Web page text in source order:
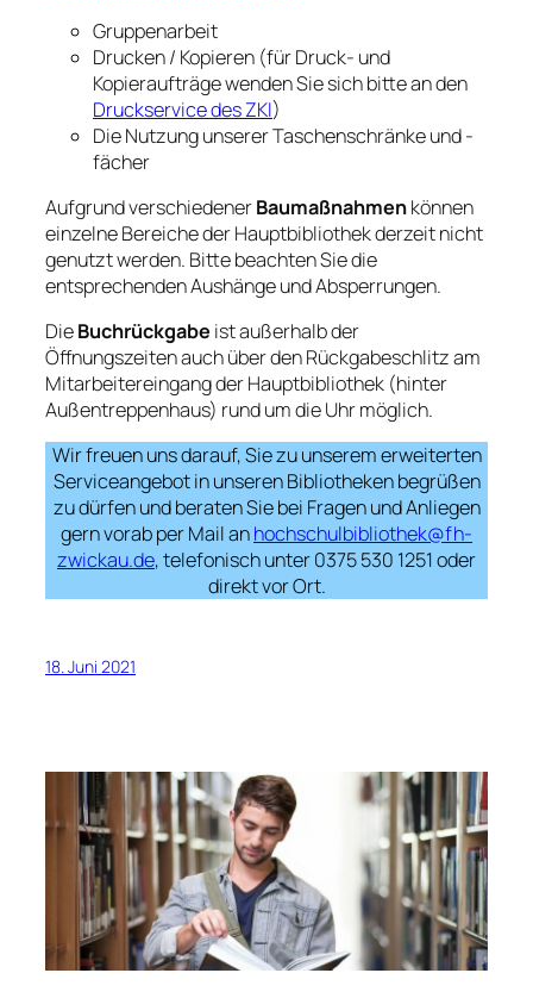
Gruppenarbeit
Drucken / Kopieren (für Druck- und
Kopieraufträge wenden Sie sich bitte an den
Druckservice des ZKI)
Die Nutzung unserer Taschenschränke und -
fächer
Aufgrund verschiedenerBaumaßnahmenkönnen
einzelne Bereiche der Hauptbibliothek derzeit nicht
genutzt werden. Bitte beachten Sie die
entsprechenden Aushänge und Absperrungen.
DieBuchrückgabe ist außerhalb der
Öffnungszeiten auch über den Rückgabeschlitz am
Mitarbeitereingang der Hauptbibliothek (hinter
Außentreppenhaus) rund um die Uhr möglich.
Wir freuen uns darauf, Sie zu unserem erweiterten
Serviceangebot in unseren Bibliotheken begrüßen
zu dürfen und beraten Sie bei Fragen und Anliegen
gern vorab per Mail anhochschulbibliothek@fh-
zwickau.de, telefonisch unter 0375 530 1251 oder
direkt vor Ort.
18. Juni 2021